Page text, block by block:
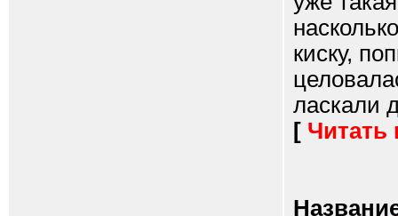
киску,
ласкали
[ Читать